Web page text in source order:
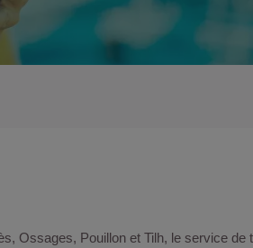
Ossages, Pouillon et Tilh, le service de